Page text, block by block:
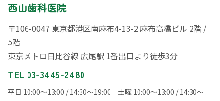
西山歯科医院
〒106-0047 東京都港区南麻布4-13-2 麻布高橋ビル 2階 /
5階
東京メトロ日比谷線 広尾駅 1番出口より徒歩3分
TEL 03-3445-2480
平日 10:00〜13:00 / 14:30〜19:00 土曜 10:00〜13:00 / 14:30〜